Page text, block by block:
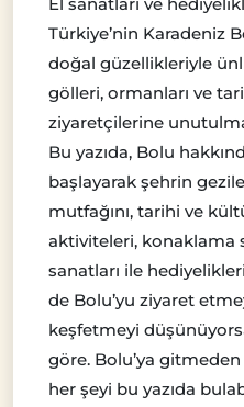
Türkiye’nin Karadeniz
doğal güzellikleriyle
gölleri, ormanları ve
ziyaretçilerine
Bu yazıda, Bolu
başlayarak şehrin
mutfağını, tarihi ve
aktiviteleri, konaklama
sanatları ile
de Bolu’yu ziyaret
keşfetmeyi
göre. Bolu’ya
her şeyi bu yazıda